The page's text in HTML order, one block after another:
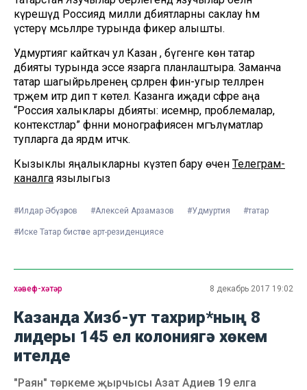
күрешүдә Россиядә милли әдәбиятларны саклау һәм
үстерү мәсьәләләре турында фикер алышты.
Удмуртиягә кайткач ул Казан , бүгенге көн татар
әдәбияты турында эссе язарга планлаштыра. Заманча
татар шагыйрьләренең әсәрләрен фин-угыр телләренә
тәрҗемә итәр дип тә көтелә. Казанга иҗади сәфәре аңа
“Россия халыклары әдәбияты: исемнәр, проблемалар,
контекстлар” фәнни монографиясенә мәгълүматлар
тупларга да ярдәм итәчәк.
Кызыклы яңалыкларны күзәтеп бару өчен Телеграм-
каналга язылыгыз
#Илдар Әбүзәров #Алексей Арзамазов #Удмуртия #татар
#Иске Татар бистәсе арт-резиденциясе
хәвеф-хәтәр 8 декабрь 2017 19:02
Казанда Хизб-ут тахрир*ның 8
лидеры 145 ел колониягә хөкем
ителде
"Раян" төркеме җырчысы Азат Адиев 19 елга